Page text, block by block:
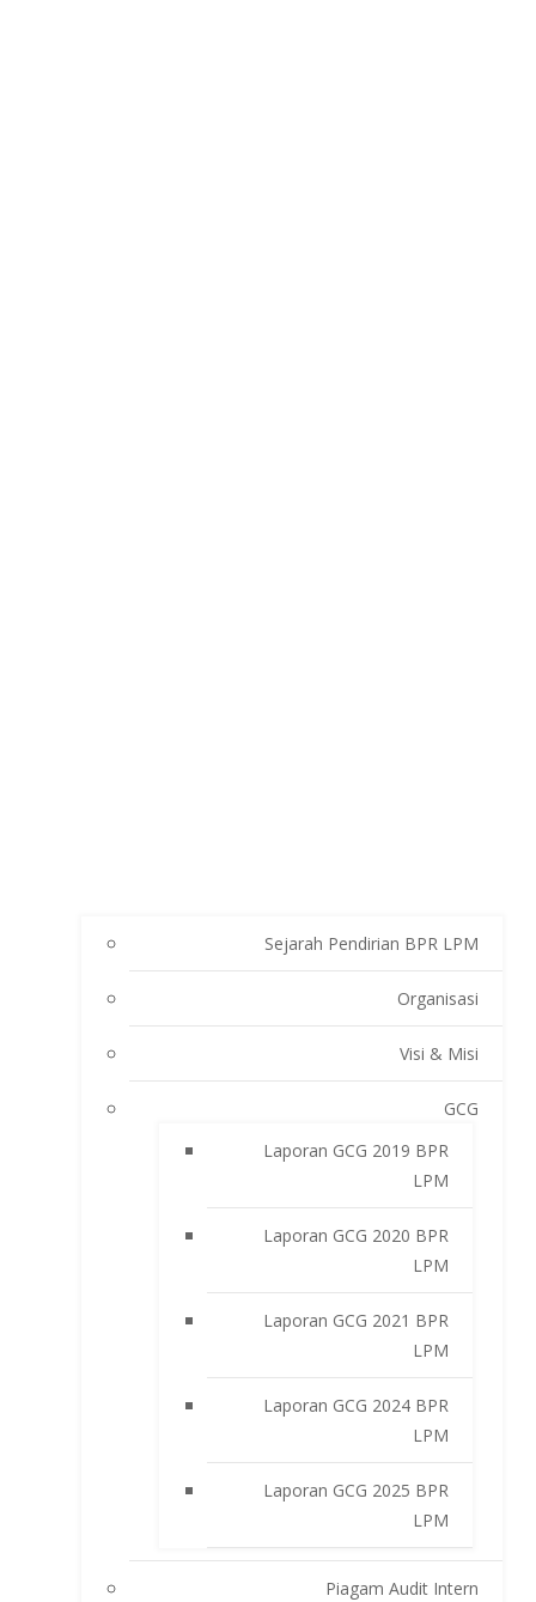
Sejarah Pendirian BPR LPM
Organisasi
Visi & Misi
GCG
Laporan GCG 2019 BPR
LPM
Laporan GCG 2020 BPR
LPM
Laporan GCG 2021 BPR
LPM
Laporan GCG 2024 BPR
LPM
Laporan GCG 2025 BPR
LPM
Piagam Audit Intern